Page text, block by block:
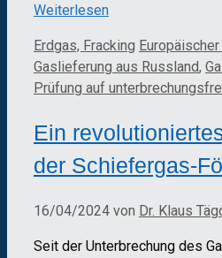
Weiterlesen
Kategorien
Erdgas, Fracking Schlagwörter
Gaslieferung aus Russland,
Prüfung auf
Ein
der Schiefergas-
16/04/2024 von Dr. Klaus
Seit der Unterbrechung des